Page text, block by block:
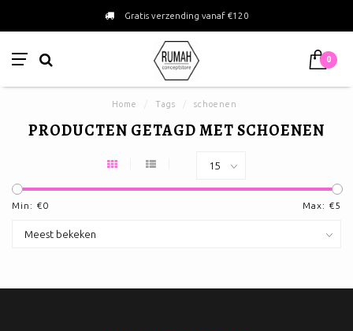
Gratis verzending vanaf €120
0
Home Tags schoenen
PRODUCTEN GETAGD MET SCHOENEN
Min: €0 Max: €5